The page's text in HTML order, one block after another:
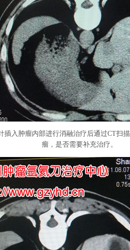
插入肿瘤内部进行消融治疗后通过CT扫
瘤，是否需要补充治疗。